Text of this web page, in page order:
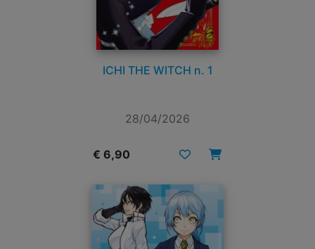
ICHI THE WITCH n. 1
28/04/2026
€ 6,90